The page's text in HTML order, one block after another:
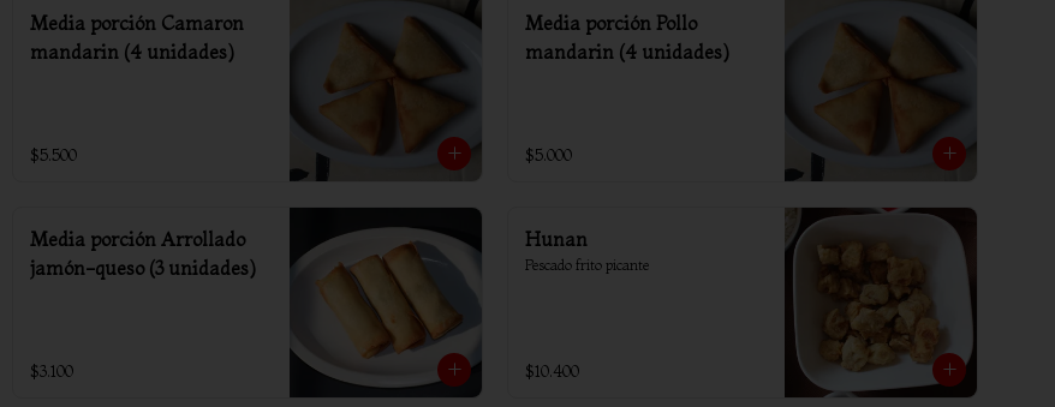
Media porción Camaron
mandarin (4 unidades)
$5.500
Media porción Pollo
mandarin (4 unidades)
$5.000
Media porción Arrollado
jamón-queso (3 unidades)
$3.100
Hunan
Pescado frito picante
$10.400